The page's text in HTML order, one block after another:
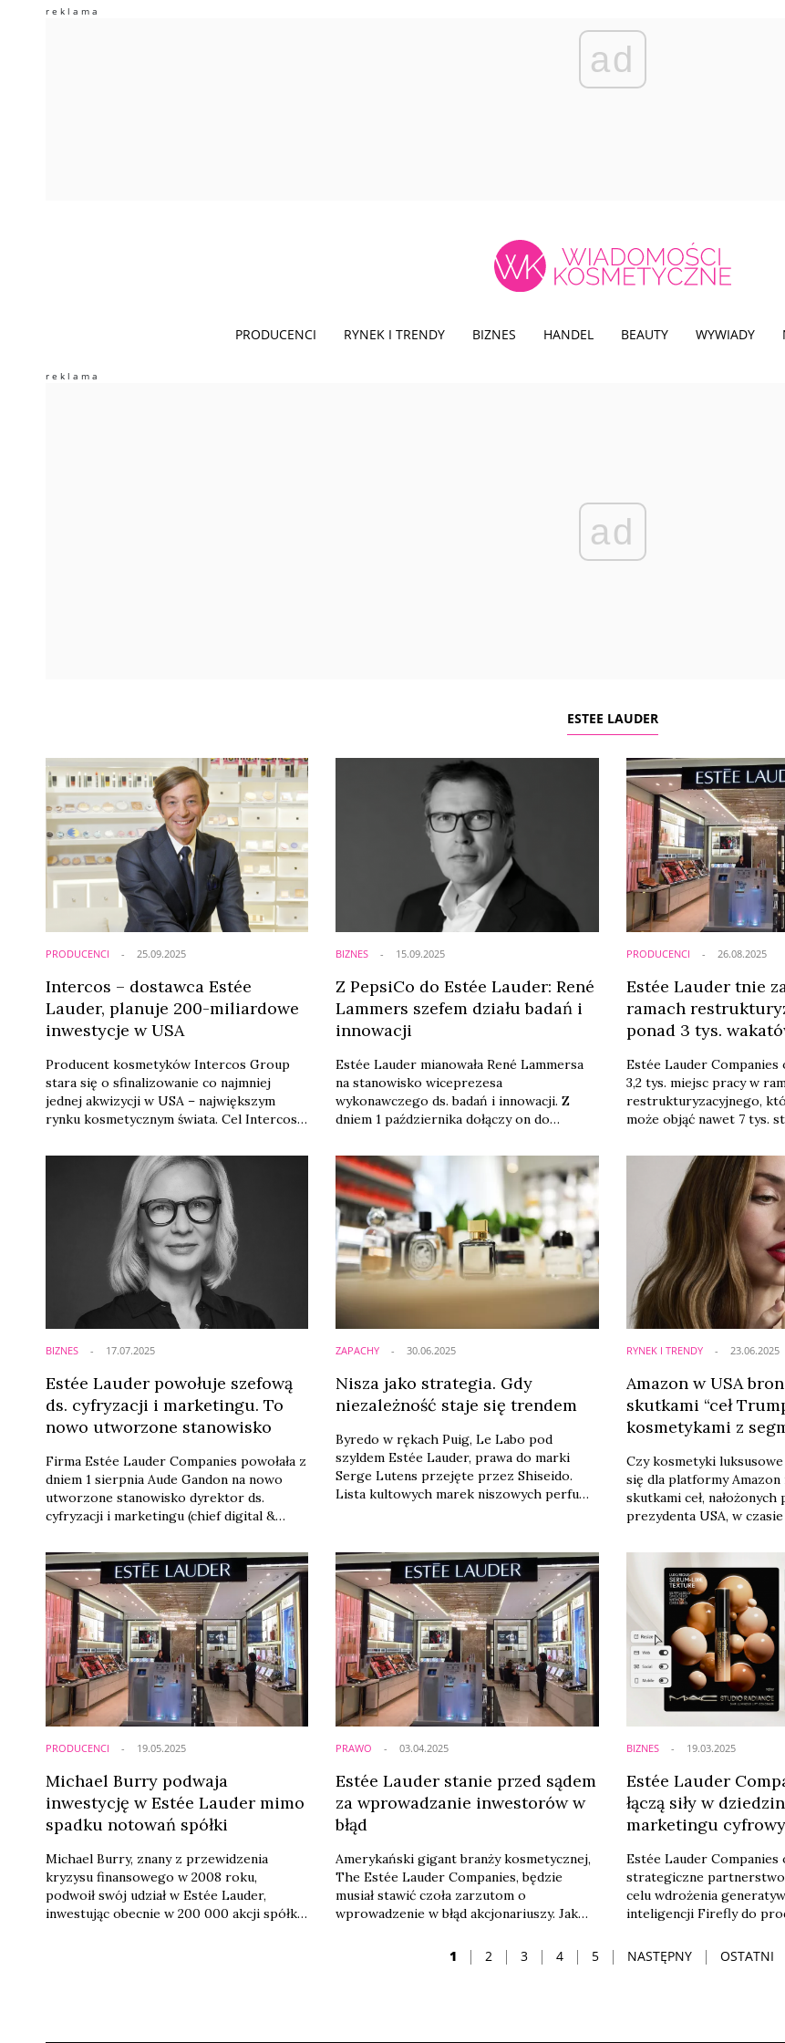
ad
PRODUCENCI RYNEK I TRENDY BIZNES HANDEL BEAUTY WYWIADY
ad
ESTEE LAUDER
PRODUCENCI
Intercos – dostawca Estée
Lauder, planuje 200-miliardowe
inwestycje w USA
Producent kosmetyków Intercos Group
stara się o sfinalizowanie co najmniej
jednej akwizycji w USA – największym
rynku kosmetycznym świata. Cel Intercos
zakresie pielęgnacji skóry i włosów.
Intercos to włoska firma z ponad 50-letnią
tradycją, będąca dostawcą dla takich marek
jak Estée Lauder Cos. i Dolce & Gabbana.
25.09.2025 BIZNES
Z PepsiCo do Estée Lauder: René
Lammers szefem działu badań i
innowacji
Estée Lauder mianowała René Lammersa
na stanowisko wiceprezesa
wykonawczego ds. badań i innowacji. Z
dniem 1 października dołączy on do
kierownictwem Stéphane‘a de La Faverie,
dyrektora generalnego i prezesa
amerykańskiej grupy kosmetycznej, w
której portfolio znajdują się obecnie takie
marki jak Clinique, Deciem i Le Labo.
15.09.2025 PRODUCENCI
Estée Lauder tnie
ramach
ponad 3 tys.
Estée Lauder Companies
3,2 tys. miejsc pracy w
restrukturyzacyjnego,
może objąć nawet 7 tys.
kosmetyczny rozważa
zatrudnienia o 12 proc. w
Decyzja została
stanowi rozwinięcie
lutym br.
26.08.2025
BIZNES
Estée Lauder powołuje szefową
ds. cyfryzacji i marketingu. To
nowo utworzone stanowisko
Firma Estée Lauder Companies powołała z
dniem 1 sierpnia Aude Gandon na nowo
utworzone stanowisko dyrektor ds.
cyfryzacji i marketingu (chief digital &
siedzibą w Stanach Zjednoczonych. Gandon
będzie raportować bezpośrednio do
Stéphane‘a de La Faverie – prezesa i
dyrektora generalnego.
17.07.2025 ZAPACHY
Nisza jako strategia. Gdy
niezależność staje się trendem
Byredo w rękach Puig, Le Labo pod
szyldem Estée Lauder, prawa do marki
Serge Lutens przejęte przez Shiseido.
Lista kultowych marek niszowych perfum
przestała być warunkiem niszy, a sama
nisza stała się narzędziem w rękach
wielkich. Dział perfum przechodzi
transformację, w której duch rzemiosła i
eksperymentu coraz częściej spotyka się z
...
30.06.2025 RYNEK I TRENDY
Amazon w USA
skutkami “ceł
kosmetykami z
Czy kosmetyki
się dla platformy
skutkami ceł, nałożonych
prezydenta USA, w
niektórych ze
sprowadzających
innych krajów objętych
wycofania się z Prime
swoje marże.
23.06.2025
PRODUCENCI
Michael Burry podwaja
inwestycję w Estée Lauder mimo
spadku notowań spółki
Michael Burry, znany z przewidzenia
kryzysu finansowego w 2008 roku,
podwoił swój udział w Estée Lauder,
inwestując obecnie w 200 000 akcji spółki
19.05.2025 PRAWO
Estée Lauder stanie przed sądem
za wprowadzanie inwestorów w
błąd
Amerykański gigant branży kosmetycznej,
The Estée Lauder Companies, będzie
musiał stawić czoła zarzutom o
wprowadzenie w błąd akcjonariuszy. Jak
federalny uznał, że firma dopuściła się
„wielu wprowadzających w błąd pominięć”
03.04.2025 BIZNES
Estée Lauder
łączą siły w
marketingu
Estée Lauder Companies
strategiczne
celu wdrożenia
inteligencji Firefly do
ma na celu zwiększenie
procesów twórczych,
19.03.2025
1 2 3 4 5 NASTĘPNY OSTATNI